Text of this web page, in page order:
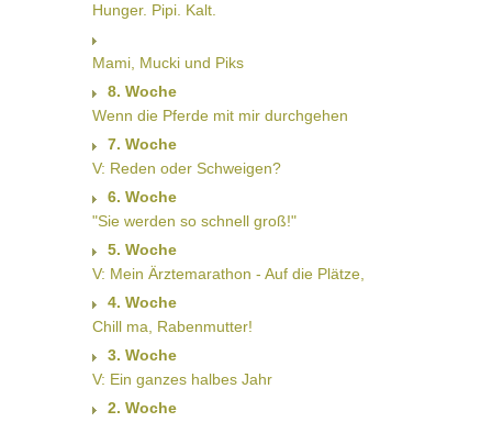
Hunger. Pipi. Kalt.
Mami, Mucki und Piks
8. Woche
Wenn die Pferde mit mir durchgehen
7. Woche
V: Reden oder Schweigen?
6. Woche
"Sie werden so schnell groß!"
5. Woche
V: Mein Ärztemarathon - Auf die Plätze,
4. Woche
Chill ma, Rabenmutter!
3. Woche
V: Ein ganzes halbes Jahr
2. Woche